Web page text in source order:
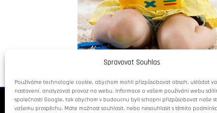
Spravovat Souhlas
Používáme technologie cookie, abychom mohli přizpůsobovat obsah, ukládat
nastavení, analyzovat provoz na webu. Informace o vašem používání webu
společností Google, tak abychom v budoucnu byli schopni přizpůsobovat naše
vašemu prospěchu. Máte možnost souhlasit, nebo nesouhlasit s těmito
Copyright 2018 © Weiron Dynamics, s.r.o.